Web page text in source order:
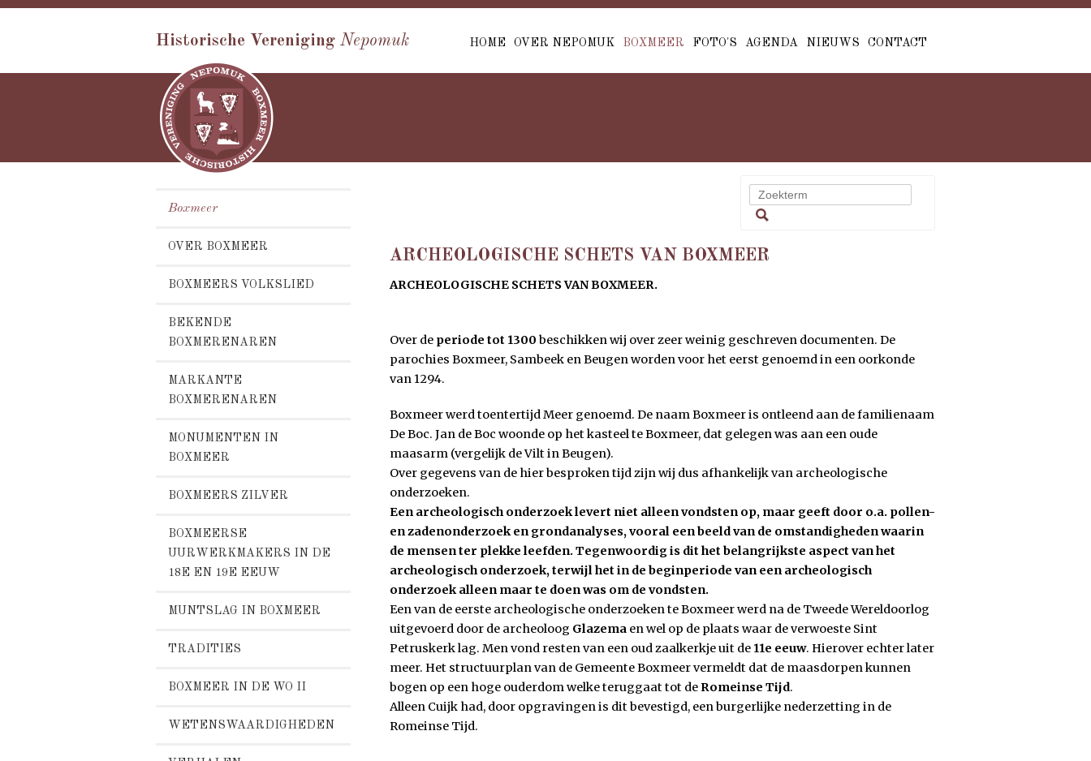
HOME OVER NEPOMUK BOXMEER FOTO'S AGENDA NIEUWS CONTACT
Historische Vereniging Nepomuk
Boxmeer
OVER BOXMEER
BOXMEERS VOLKSLIED
BEKENDE
BOXMERENAREN
MARKANTE
BOXMERENAREN
MONUMENTEN IN
BOXMEER
BOXMEERS ZILVER
BOXMEERSE
UURWERKMAKERS IN DE
18E EN 19E EEUW
MUNTSLAG IN BOXMEER
TRADITIES
BOXMEER IN DE WO II
WETENSWAARDIGHEDEN
ARCHEOLOGISCHE SCHETS VAN BOXMEER
ARCHEOLOGISCHE SCHETS VAN BOXMEER.
Over de periode tot 1300 beschikken wij over zeer weinig geschreven documenten. De
parochies Boxmeer, Sambeek en Beugen worden voor het eerst genoemd in een oorkonde
van 1294.
Boxmeer werd toentertijd Meer genoemd. De naam Boxmeer is ontleend aan de familienaam
De Boc. Jan de Boc woonde op het kasteel te Boxmeer, dat gelegen was aan een oude
maasarm (vergelijk de Vilt in Beugen).
Over gegevens van de hier besproken tijd zijn wij dus afhankelijk van archeologische
onderzoeken.
Een archeologisch onderzoek levert niet alleen vondsten op, maar geeft door o.a. pollen-
en zadenonderzoek en grondanalyses, vooral een beeld van de omstandigheden waarin
de mensen ter plekke leefden. Tegenwoordig is dit het belangrijkste aspect van het
archeologisch onderzoek, terwijl het in de beginperiode van een archeologisch
onderzoek alleen maar te doen was om de vondsten.
Een van de eerste archeologische onderzoeken te Boxmeer werd na de Tweede Wereldoorlog
uitgevoerd door de archeoloog Glazema en wel op de plaats waar de verwoeste Sint
Petruskerk lag. Men vond resten van een oud zaalkerkje uit de 11e eeuw. Hierover echter later
meer. Het structuurplan van de Gemeente Boxmeer vermeldt dat de maasdorpen kunnen
bogen op een hoge ouderdom welke teruggaat tot de Romeinse Tijd.
Alleen Cuijk had, door opgravingen is dit bevestigd, een burgerlijke nederzetting in de
Romeinse Tijd.